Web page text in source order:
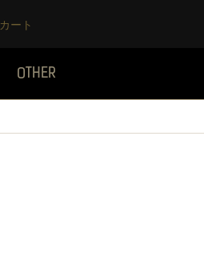
カート
OTHER